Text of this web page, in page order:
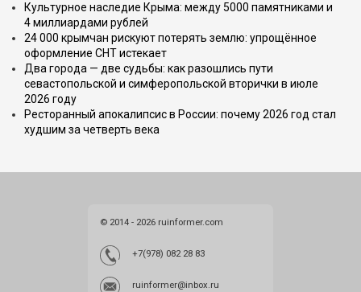
Культурное наследие Крыма: между 5000 памятниками и
4 миллиардами рублей
24 000 крымчан рискуют потерять землю: упрощённое
оформление СНТ истекает
Два города — две судьбы: как разошлись пути
севастопольской и симферопольской вторички в июле
2026 году
Ресторанный апокалипсис в России: почему 2026 год стал
худшим за четверть века
© 2014 - 2026 ruinformer.com
+7(978) 082 28 83
ruinformer@inbox.ru